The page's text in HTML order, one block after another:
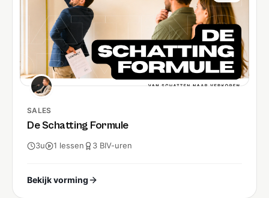
SALES
De Schatting Formule
3u 1 lessen 3 BIV-uren
Bekijk vorming